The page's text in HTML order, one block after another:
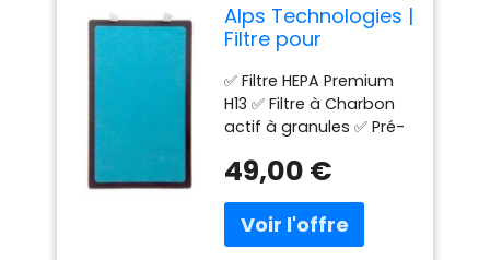
simple et la plus
confortable. Désinfecte
TECHNOLOGIE DE
FILTRATION PCO : Ce
système de filtration est
qui utilisent des filtres
HEPA car il peut capturer
des particules de 0,001
micron, contre 0,3
Alps Technologies |
Filtre pour
Alps XL | Filtre
combiné Pré-Filtre
+ HEPA Premium +
Charbon Actif |
pour purificateur
Alps_PA_M1
✅ Filtre HEPA Premium
H13 ✅ Filtre à Charbon
actif à granules ✅ Pré-
Filtre combiné 4-en-1 ✅
purificateur d'air Alps
XL, ALPS_PA_M1 d'Alps
49,00 €